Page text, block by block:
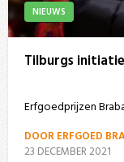
NIEUWS
Tilburgs
Erfgoedprijzen
DOOR ERFGOED
23 DECEMBER 2021